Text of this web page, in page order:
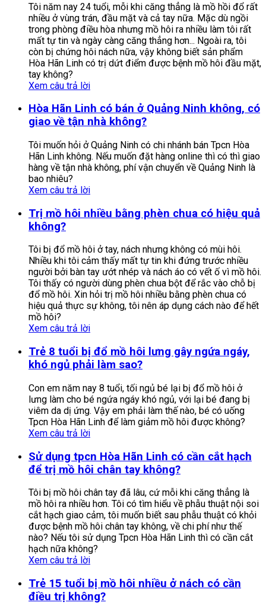
Tôi năm nay 24 tuổi, mỗi khi căng thẳng là mồ hồi đổ rất
nhiều ở vùng trán, đầu mặt và cả tay nữa. Mặc dù ngồi
trong phòng điều hòa nhưng mồ hôi ra nhiều làm tôi rất
mất tự tin và ngày càng căng thẳng hơn... Ngoài ra, tôi
còn bị chứng hôi nách nữa, vậy không biết sản phẩm
Hòa Hãn Linh có trị dứt điểm được bệnh mồ hôi đầu mặt,
tay không?
Xem câu trả lời
Hòa Hãn Linh có bán ở Quảng Ninh không, có
giao về tận nhà không?
Tôi muốn hỏi ở Quảng Ninh có chi nhánh bán Tpcn Hòa
Hãn Linh không. Nếu muốn đặt hàng online thì có thì giao
hàng về tận nhà không, phí vận chuyển về Quảng Ninh là
bao nhiêu?
Xem câu trả lời
Trị mồ hôi nhiều bằng phèn chua có hiệu quả
không?
Tôi bị đổ mồ hôi ở tay, nách nhưng không có mùi hôi.
Nhiều khi tôi cảm thấy mất tự tin khi đứng trước nhiều
người bởi bàn tay ướt nhép và nách áo có vết ố vì mồ hôi.
Tôi thấy có người dùng phèn chua bột để rắc vào chỗ bị
đổ mồ hôi. Xin hỏi trị mồ hôi nhiều bằng phèn chua có
hiệu quả thực sự không, tôi nên áp dụng cách nào để hết
mồ hôi?
Xem câu trả lời
Trẻ 8 tuổi bị đổ mồ hôi lưng gây ngứa ngáy,
khó ngủ phải làm sao?
Con em năm nay 8 tuổi, tối ngủ bé lại bị đổ mồ hôi ở
lưng làm cho bé ngứa ngáy khó ngủ, với lại bé đang bị
viêm da dị ứng. Vậy em phải làm thế nào, bé có uống
Tpcn Hòa Hãn Linh để làm giảm mồ hôi được không?
Xem câu trả lời
Sử dụng tpcn Hòa Hãn Linh có cần cắt hạch
để trị mồ hôi chân tay không?
Tôi bị mồ hôi chân tay đã lâu, cứ mỗi khi căng thẳng là
mồ hôi ra nhiều hơn. Tôi có tìm hiểu về phẫu thuật nội soi
cắt hạch giao cảm, tôi muốn biết sau phẫu thuật có khỏi
được bệnh mồ hôi chân tay không, về chi phí như thế
nào? Nếu tôi sử dụng Tpcn Hòa Hãn Linh thì có cần cắt
hạch nữa không?
Xem câu trả lời
Trẻ 15 tuổi bị mồ hôi nhiều ở nách có cần
điều trị không?